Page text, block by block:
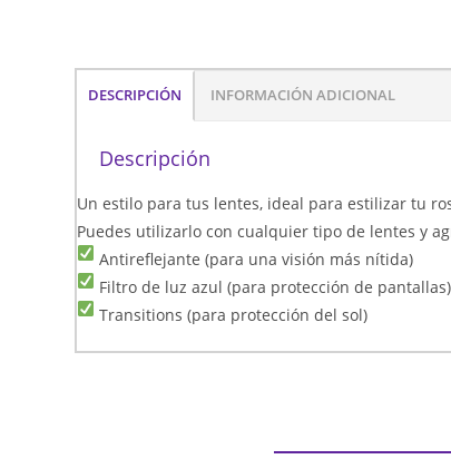
DESCRIPCIÓN INFORMACIÓN ADICIONAL
Descripción
Un estilo para tus lentes, ideal para estilizar tu
Puedes utilizarlo con cualquier tipo de lentes y
Antireflejante (para una visión más nítida)
Filtro de luz azul (para protección de pantallas)
Transitions (para protección del sol)